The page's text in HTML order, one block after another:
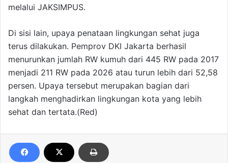
melalui JAKSIMPUS.
Di sisi lain, upaya penataan lingkungan sehat juga
terus dilakukan. Pemprov DKI Jakarta berhasil
menurunkan jumlah RW kumuh dari 445 RW pada 2017
menjadi 211 RW pada 2026 atau turun lebih dari 52,58
persen. Upaya tersebut merupakan bagian dari
langkah menghadirkan lingkungan kota yang lebih
sehat dan tertata.(Red)